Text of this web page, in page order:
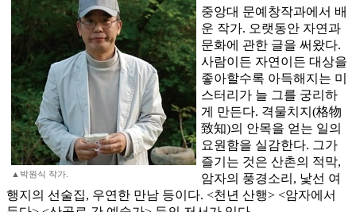
▲박원식 작가.
중앙대 문예창작과에서 배
운 작가. 오랫동안 자연과
문화에 관한 글을 써왔다.
사람이든 자연이든 대상을
좋아할수록 아득해지는 미
스터리가 늘 그를 궁리하
게 만든다. 격물치지(格物
致知)의 안목을 얻는 일의
요원함을 실감한다. 그가
즐기는 것은 산촌의 적막,
암자의 풍경소리, 낯선 여
행지의 선술집, 우연한 만남 등이다. <천년 산행> <암자에서